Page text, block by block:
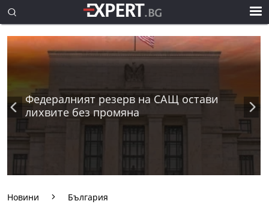
Федералният резерв на САЩ остави
лихвите без промяна
Новини
България